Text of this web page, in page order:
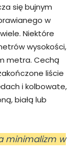
się bujnym
w
Niektóre
wysokości,
metra. Cechą
liście
i kolbowate,
białą lub
minimalizm w